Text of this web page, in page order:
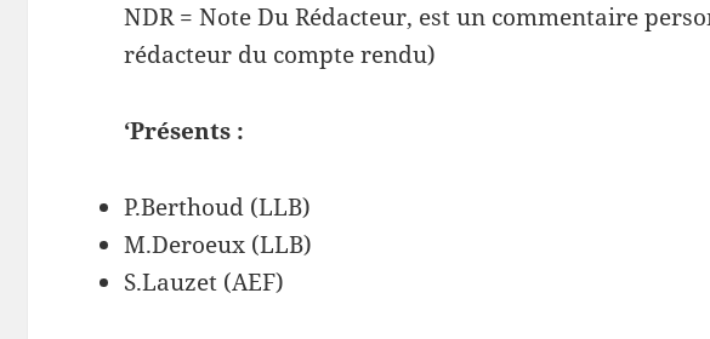
NDR = Note Du Rédacteur, est un commentaire
rédacteur du compte rendu)
‘Présents :
P.Berthoud (LLB)
M.Deroeux (LLB)
S.Lauzet (AEF)